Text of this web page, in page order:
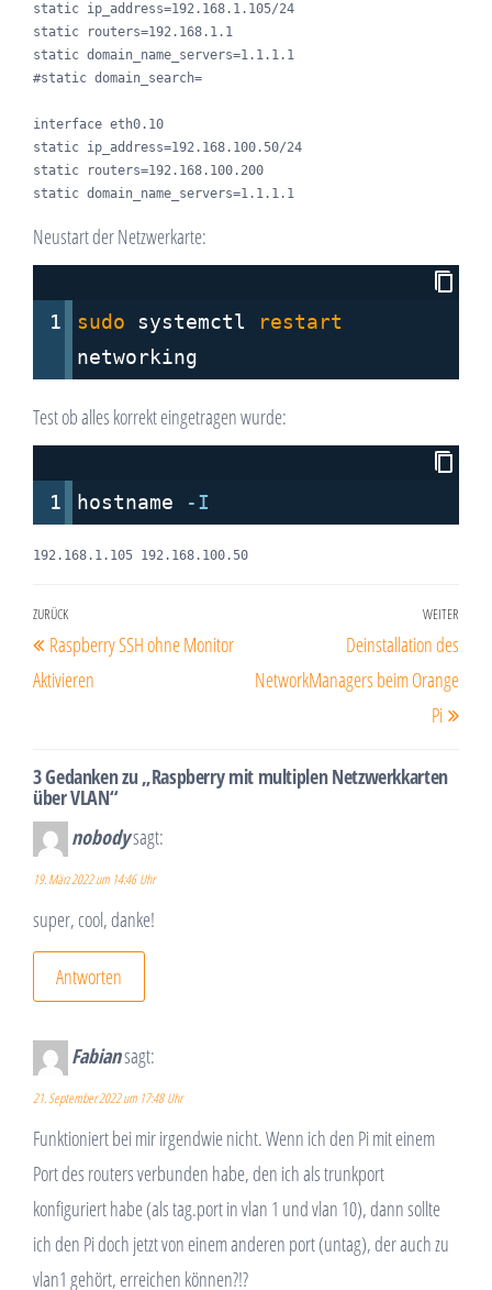
static ip_address=192.168.1.105/24
static routers=192.168.1.1
static domain_name_servers=1.1.1.1
#static domain_search=
interface eth0.10
static ip_address=192.168.100.50/24
static routers=192.168.100.200
static domain_name_servers=1.1.1.1
Neustart der Netzwerkarte:
1 sudo systemctl
restart
networking
Test ob alles korrekt eingetragen wurde:
1 hostname -I
Beitragsnavigation
Vorheriger
Beitrag
ZURÜCK
Raspberry SSH ohne Monitor
Aktivieren
WEITER
Deinstallation des
NetworkManagers beim Orange
Pi
3 Gedanken zu „Raspberry mit multiplen Netzwerkkarten
über VLAN“
nobodysagt:
19. März 2022 um 14:46 Uhr
super, cool, danke!
Antworten
Fabiansagt:
21. September 2022 um 17:48 Uhr
Funktioniert bei mir irgendwie nicht. Wenn ich den Pi mit einem
Port des routers verbunden habe, den ich als trunkport
konfiguriert habe (als tag.port in vlan 1 und vlan 10), dann sollte
ich den Pi doch jetzt von einem anderen port (untag), der auch zu
vlan1 gehört, erreichen können?!?